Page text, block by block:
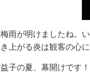
梅雨が明けましたね。
き上がる炎は観客の心
益子の夏、幕開けです！